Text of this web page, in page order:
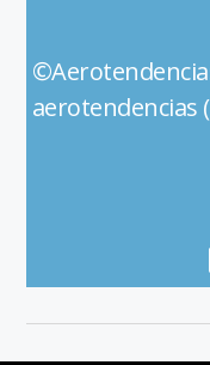
aerotendencias